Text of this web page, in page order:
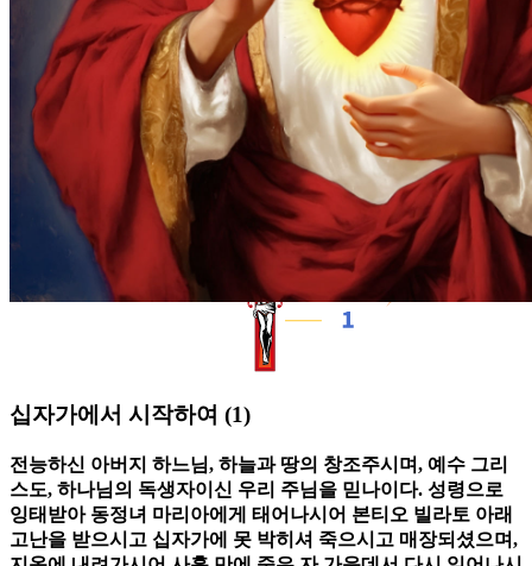
십자가에서 시작하여 (1)
전능하신 아버지 하느님, 하늘과 땅의 창조주시며, 예수 그리
스도, 하나님의 독생자이신 우리 주님을 믿나이다. 성령으로
잉태받아 동정녀 마리아에게 태어나시어 본티오 빌라토 아래
고난을 받으시고 십자가에 못 박히셔 죽으시고 매장되셨으며,